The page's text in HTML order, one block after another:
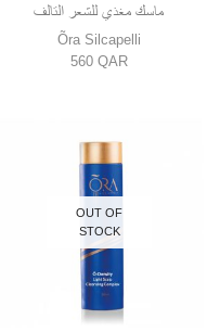
ماسك مغذي للشعر التالف
Õra Silcapelli
560 QAR
OUT OF
STOCK